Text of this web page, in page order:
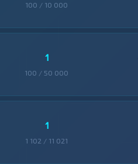
100 / 10 000
1
100 / 50 000
1
1 102 / 11 021